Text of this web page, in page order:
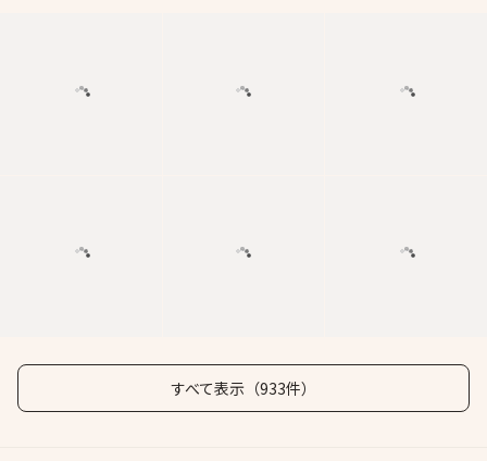
すべて表示（933件）